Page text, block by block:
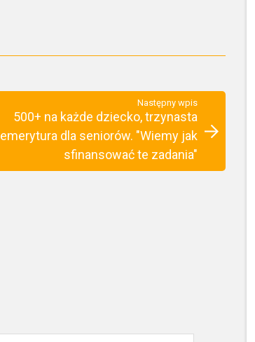
Następny wpis
500+ na każde dziecko, trzynasta
emerytura dla seniorów. "Wiemy jak
sfinansować te zadania"